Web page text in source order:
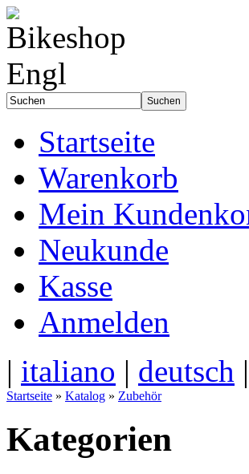
Startseite
Warenkorb
Mein
Neukunde
Kasse
Anmelden
| italiano | deutsch |
Startseite » Katalog » Zubehör
Kategorien